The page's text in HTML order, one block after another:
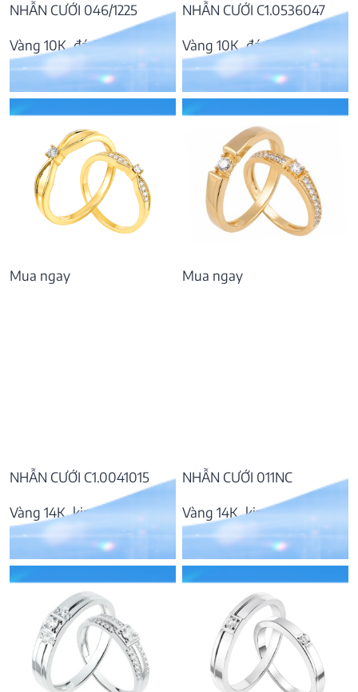
NHẪN CƯỚI 046/1225
Vàng 10K, đá CZ
6.395.000₫
NHẪN CƯỚI C1.0536047
Vàng 10K, đá CZ
8.988.000₫
Mua ngay
NHẪN CƯỚI C1.0041015
Vàng 14K, kim cương
17.340.000₫
Mua ngay
NHẪN CƯỚI 011NC
Vàng 14K, kim cương
17.168.000₫